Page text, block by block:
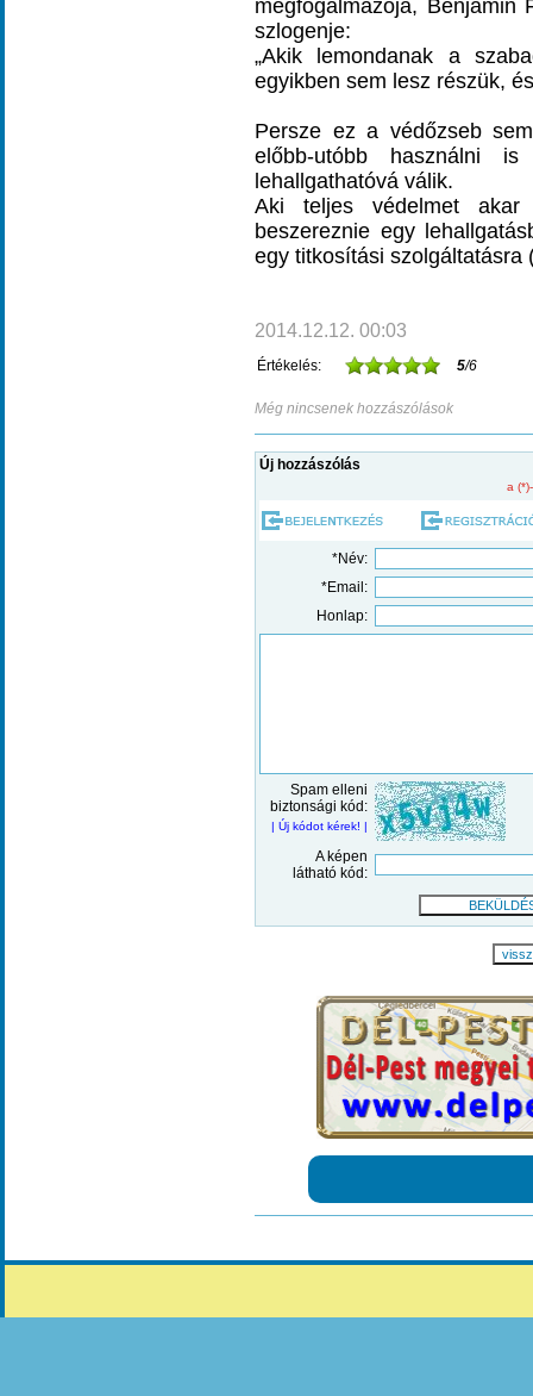
megfogalmazója, Benjamin
szlogenje:
„Akik lemondanak a
egyikben sem lesz részük,
Persze ez a védőzseb
előbb-utóbb használni
lehallgathatóvá válik.
Aki teljes védelmet
beszereznie egy
egy titkosítási szolgáltatásra
2014.12.12. 00:03
Értékelés: 5/6
Még nincsenek hozzászólások
Új hozzászólás
a
*Név:
*Email:
Honlap:
Spam elleni
biztonsági kód:
| Új kódot kérek! |
A képen
látható kód: